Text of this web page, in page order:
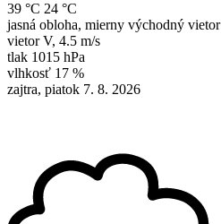
39 °C 24 °C
jasná obloha, mierny východný vietor
vietor V, 4.5 m/s
tlak 1015 hPa
vlhkosť 17 %
zajtra, piatok 7. 8. 2026